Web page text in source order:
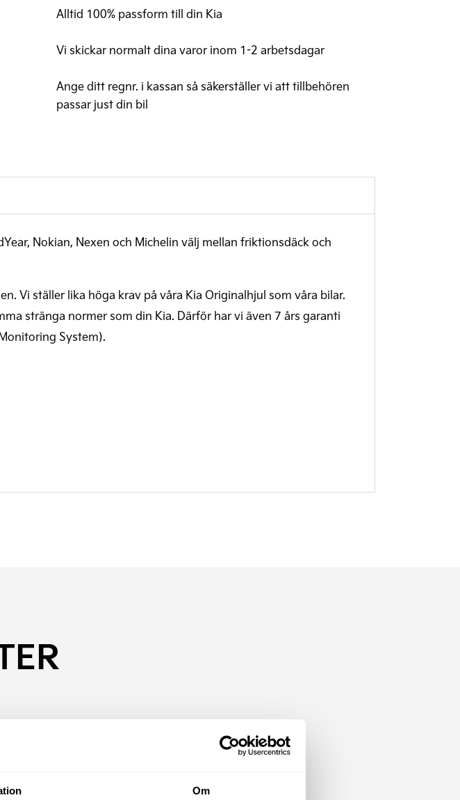
Om
(däck+fälg+tpms)
Alltid 100% passform till din Kia
Vi skickar normalt dina varor inom 1-2 arbetsdagar
Ange ditt regnr. i kassan så säkerställer vi att tillbehören
passar just din bil
Nokian, Nexen och Michelin välj mellan friktionsdäck och
Vi ställer lika höga krav på våra Kia Originalhjul som våra bilar.
stränga normer som din Kia. Därför har vi även 7 års garanti
System).
Den
produkten